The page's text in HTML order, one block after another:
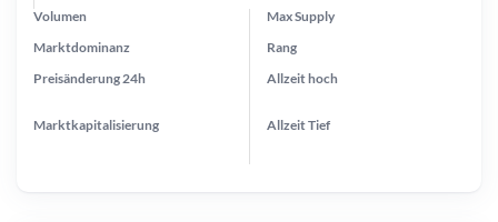
Preisänderung 24h
Max Supply
Marktdominanz
Marktkapitalisierung
Volumen
Rang
Allzeithoch
AllzeitTief